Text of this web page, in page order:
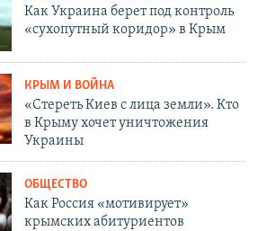
Как Украина берет под контроль
«сухопутный коридор» в Крым
КРЫМ И ВОЙНА
«Стереть Киев с лица земли». Кто
в Крыму хочет уничтожения
Украины
ОБЩЕСТВО
Как Россия «мотивирует»
крымских абитуриентов